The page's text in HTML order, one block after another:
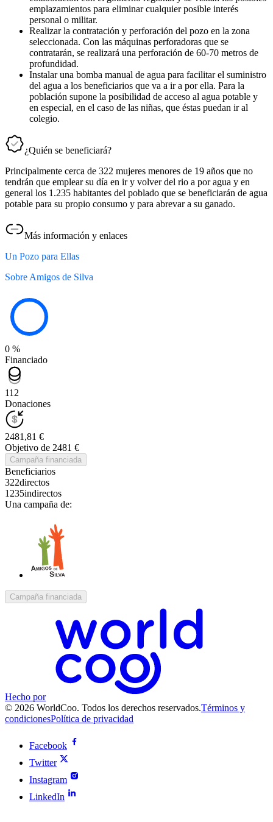
emplazamientos para eliminar cualquier posible interés
personal o militar.
Realizar la contratación y perforación del pozo en la zona
seleccionada. Con las máquinas perforadoras que se
contratarán, se realizará una perforación de 60-70 metros de
profundidad.
Instalar una bomba manual de agua para facilitar el suministro
del agua a los beneficiarios que va a ir a por ella. Para la
población supone la posibilidad de acceso al agua potable y
en especial, en el caso de las niñas, que éstas puedan ir al
colegio.
¿Quién se beneficiará?
Principalmente cerca de 322 mujeres menores de 19 años que no
tendrán que emplear su día en ir y volver del rio a por agua y en
general los 1.235 habitantes del poblado que se beneficiarán de agua
potable para su propio consumo y para abrevar a su ganado.
Más información y enlaces
Un Pozo para Ellas
Sobre Amigos de Silva
0 %
Financiado
112
Donaciones
2481,81 €
Objetivo de 2481 €
Campaña financiada
Beneficiarios
322directos
1235indirectos
Una campaña de:
Campaña financiada
Hecho por
© 2026 WorldCoo. Todos los derechos reservados.Términos y
condicionesPolítica de privacidad
Facebook
Twitter
Instagram
LinkedIn